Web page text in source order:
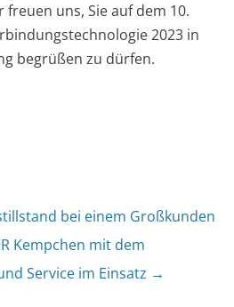
uns, Sie auf dem 10.
2023 in
begrüßen zu dürfen.
bei einem Großkunden
Kempchen mit dem
Service im Einsatz →